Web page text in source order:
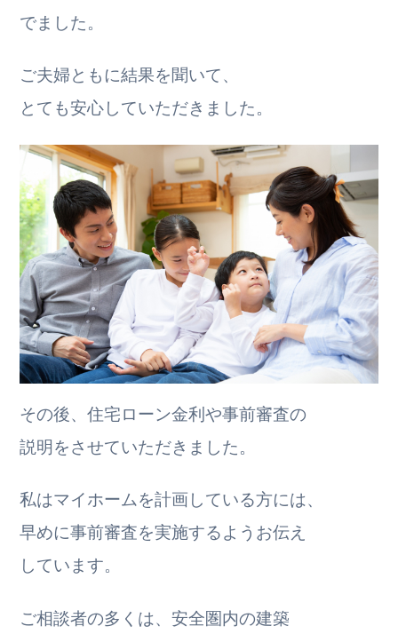
でました。
ご夫婦ともに結果を聞いて、
とても安心していただきました。
その後、住宅ローン金利や事前審査の
説明をさせていただきました。
私はマイホームを計画している方には、
早めに事前審査を実施するようお伝え
しています。
ご相談者の多くは、安全圏内の建築